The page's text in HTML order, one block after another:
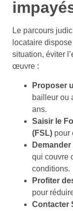
Le parcours
locataire
situation, éviter
œuvre :
Proposer
bailleur ou
ans.
Saisir le
(FSL) pour
qui couvre
conditions.
Profiter
pour
Contacter